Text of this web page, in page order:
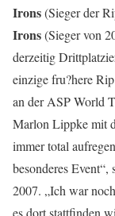
Irons(Sieger der
Irons(Sieger von
derzeitig
einzige fru?here
an der ASP World
Marlon Lippke mit
immer total
besonderes
2007. „Ich war
es dort stattfinden